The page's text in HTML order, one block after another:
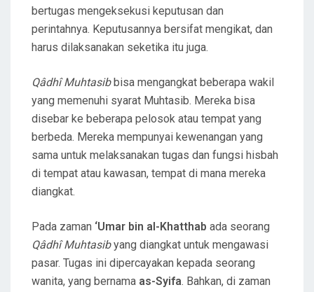
bertugas mengeksekusi keputusan dan
perintahnya. Keputusannya bersifat mengikat, dan
harus dilaksanakan seketika itu juga.
Qâdhî Muhtasibbisa mengangkat beberapa wakil
yang memenuhi syarat Muhtasib. Mereka bisa
disebar ke beberapa pelosok atau tempat yang
berbeda. Mereka mempunyai kewenangan yang
sama untuk melaksanakan tugas dan fungsi hisbah
di tempat atau kawasan, tempat di mana mereka
diangkat.
Pada zaman ‘Umar bin al-Khatthab ada seorang
Qâdhî Muhtasibyang diangkat untuk mengawasi
pasar. Tugas ini dipercayakan kepada seorang
wanita, yang bernama as-Syifa. Bahkan, di zaman